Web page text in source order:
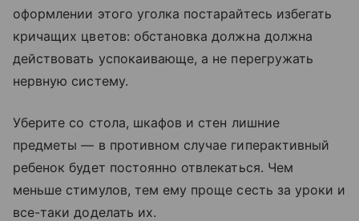
оформлении этого уголка постарайтесь избегать
кричащих цветов: обстановка должна должна
действовать успокаивающе, а не перегружать
нервную систему.
Уберите со стола, шкафов и стен лишние
предметы — в противном случае гиперактивный
ребенок будет постоянно отвлекаться. Чем
меньше стимулов, тем ему проще сесть за уроки и
все-таки доделать их.